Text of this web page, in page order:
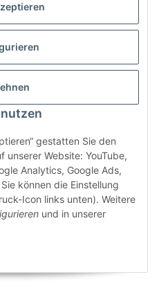
gestatten Sie den
unserer Website: YouTube,
Analytics, Google Ads,
können die Einstellung
Icon links unten). Weitere
und in unserer
Leben und bestellen
online bei Heimat-Werk!
für nachhaltige Lösungen
original
lässt – perfekt für alle
Mobilität mit
nach Hause. Der
einer Kupplungsicher an
bietet Ihnen maximale